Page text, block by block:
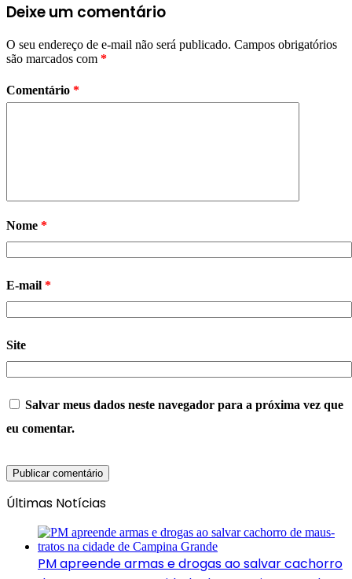
Deixe um comentário
O seu endereço de e-mail não será publicado. Campos obrigatórios
são marcados com *
Comentário *
Nome *
E-mail *
Site
Salvar meus dados neste navegador para a próxima vez que
eu comentar.
Últimas Notícias
PM apreende armas e drogas ao salvar cachorro